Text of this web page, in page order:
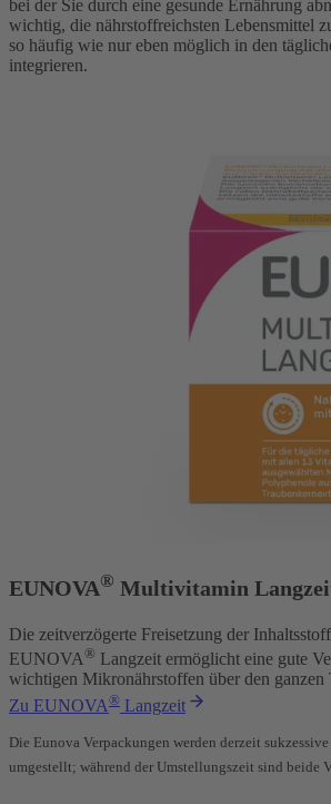
bei der Sie durch eine gesunde Ernährung
wichtig, die nährstoffreichsten Lebensmittel
so häufig wie nur eben möglich in den
integrieren.
EUNOVA® Multivitamin
Die zeitverzögerte Freisetzung der
EUNOVA® Langzeit ermöglicht eine gute
wichtigen Mikronährstoffen über den ganzen
Zu EUNOVA® Langzeit
Die Eunova Verpackungen werden derzeit
umgestellt; während der Umstellungszeit sind beide